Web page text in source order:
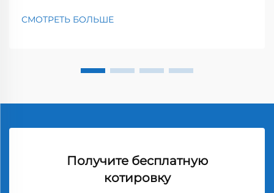
СМОТРЕТЬ БОЛЬШЕ
Получите бесплатную
котировку